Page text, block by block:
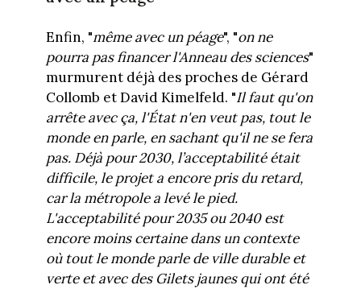
Enfin, "même avec un péage", "on ne
pourra pas financer l'Anneau des sciences"
murmurent déjà des proches de Gérard
Collomb et David Kimelfeld. "Il faut qu'on
arrête avec ça, l'État n'en veut pas, tout le
monde en parle, en sachant qu'il ne se fera
pas. Déjà pour 2030, l’acceptabilité était
difficile, le projet a encore pris du retard,
car la métropole a levé le pied.
L'acceptabilité pour 2035 ou 2040 est
encore moins certaine dans un contexte
où tout le monde parle de ville durable et
verte et avec des Gilets jaunes qui ont été